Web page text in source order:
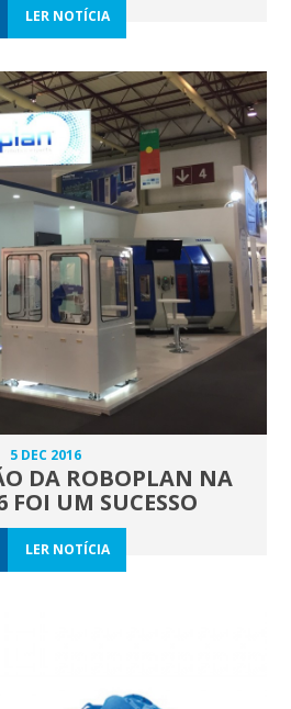
LER NOTÍCIA
5 DEC 2016
DA ROBOPLAN NA
FOI UM SUCESSO
LER NOTÍCIA